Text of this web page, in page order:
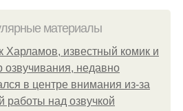
материалы
Харламов, известный комик и
озвучивания, недавно
в центре внимания из-за
работы над озвучкой